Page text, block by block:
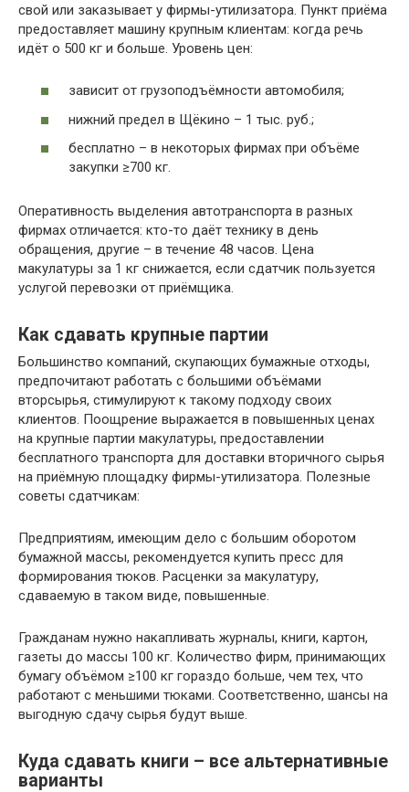
свой или заказывает у фирмы-утилизатора. Пункт приёма
предоставляет машину крупным клиентам: когда речь
идёт о 500 кг и больше. Уровень цен:
зависит от грузоподъёмности автомобиля;
нижний предел в Щёкино – 1 тыс. руб.;
бесплатно – в некоторых фирмах при объёме
закупки ≥700 кг.
Оперативность выделения автотранспорта в разных
фирмах отличается: кто-то даёт технику в день
обращения, другие – в течение 48 часов. Цена
макулатуры за 1 кг снижается, если сдатчик пользуется
услугой перевозки от приёмщика.
Как сдавать крупные партии
Большинство компаний, скупающих бумажные отходы,
предпочитают работать с большими объёмами
вторсырья, стимулируют к такому подходу своих
клиентов. Поощрение выражается в повышенных ценах
на крупные партии макулатуры, предоставлении
бесплатного транспорта для доставки вторичного сырья
на приёмную площадку фирмы-утилизатора. Полезные
советы сдатчикам:
Предприятиям, имеющим дело с большим оборотом
бумажной массы, рекомендуется купить пресс для
формирования тюков. Расценки за макулатуру,
сдаваемую в таком виде, повышенные.
Гражданам нужно накапливать журналы, книги, картон,
газеты до массы 100 кг. Количество фирм, принимающих
бумагу объёмом ≥100 кг гораздо больше, чем тех, что
работают с меньшими тюками. Соответственно, шансы на
выгодную сдачу сырья будут выше.
Куда сдавать книги – все альтернативные
варианты